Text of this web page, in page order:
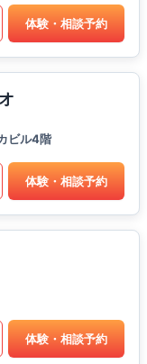
体験・相談予約
ビル4階
体験・相談予約
体験・相談予約